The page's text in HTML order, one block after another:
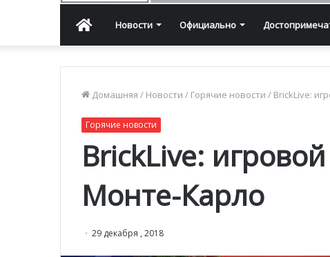
ГлавнаяНовости Официально
Домашняя / Новости / Горячие новости / BrickLive:
Горячие новости
BrickLive:
Монте-Карло
29 декабря , 2018